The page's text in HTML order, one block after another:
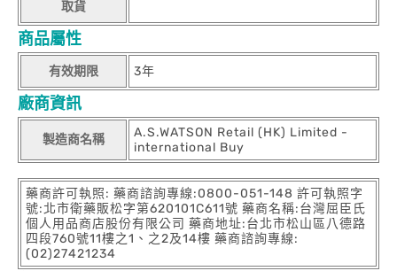
取貨
商品屬性
有效期限 3年
廠商資訊
製造商名稱
A.S.WATSON Retail (HK) Limited -
international Buy
藥商許可執照: 藥商諮詢專線:0800-051-148 許可執照字
號:北市衛藥販松字第620101C611號 藥商名稱:台灣屈臣氏
個人用品商店股份有限公司 藥商地址:台北市松山區八德路
四段760號11樓之1、之2及14樓 藥商諮詢專線:
(02)27421234